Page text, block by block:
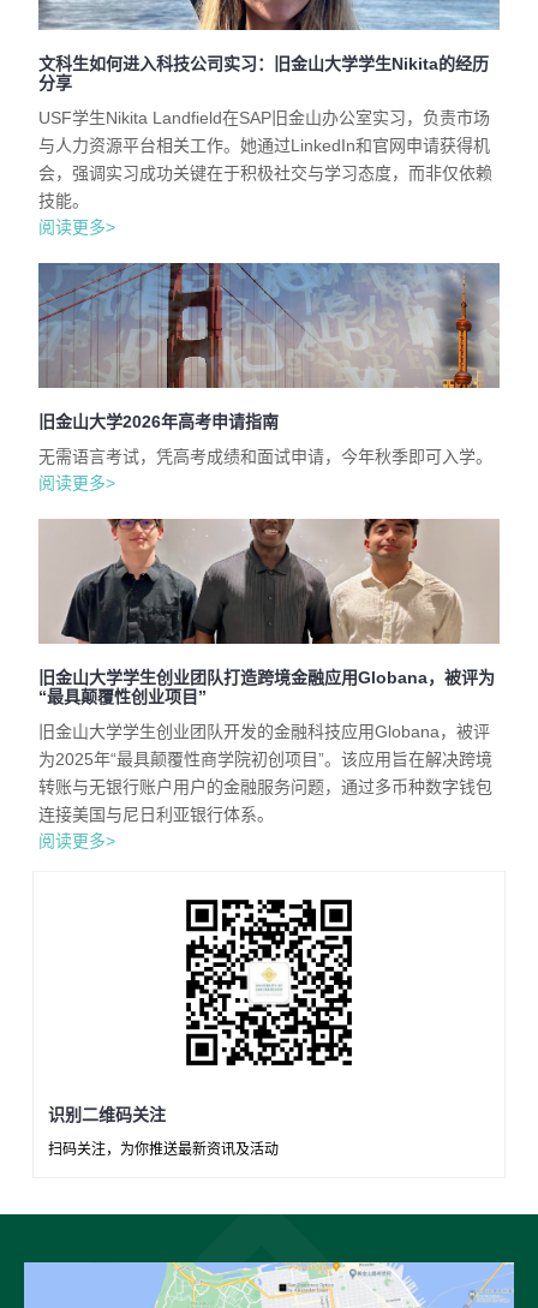
文科生如何进入科技公司实习：旧金山大学学生Nikita的经历
分享
USF学生Nikita Landfield在SAP旧金山办公室实习，负责市场
与人力资源平台相关工作。她通过LinkedIn和官网申请获得机
会，强调实习成功关键在于积极社交与学习态度，而非仅依赖
技能。
阅读更多>
旧金山大学2026年高考申请指南
无需语言考试，凭高考成绩和面试申请，今年秋季即可入学。
阅读更多>
旧金山大学学生创业团队打造跨境金融应用Globana，被评为
“最具颠覆性创业项目”
旧金山大学学生创业团队开发的金融科技应用Globana，被评
为2025年“最具颠覆性商学院初创项目”。该应用旨在解决跨境
转账与无银行账户用户的金融服务问题，通过多币种数字钱包
连接美国与尼日利亚银行体系。
阅读更多>
识别二维码关注
扫码关注，为你推送最新资讯及活动